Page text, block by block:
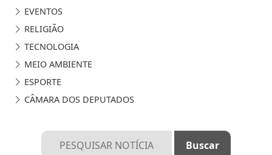
EVENTOS
RELIGIÃO
TECNOLOGIA
MEIO AMBIENTE
ESPORTE
CÂMARA DOS DEPUTADOS